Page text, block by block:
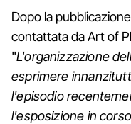
Dopo la
contattata da Art of
"L'organizzazione
esprimere
l'episodio
l'esposizione in